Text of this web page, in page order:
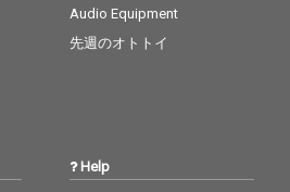
Audio Equipment
先週のオトトイ
Help